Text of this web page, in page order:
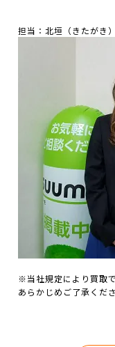
担当：北垣（きたがき）
※当社規定により買取
あらかじめご了承くださ